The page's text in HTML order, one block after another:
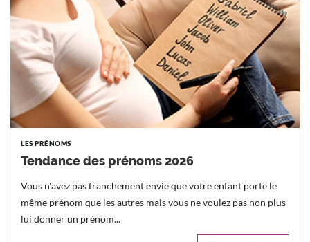
LES PRÉNOMS
Tendance des prénoms 2026
Vous n'avez pas franchement envie que votre enfant porte le
même prénom que les autres mais vous ne voulez pas non plus
lui donner un prénom...